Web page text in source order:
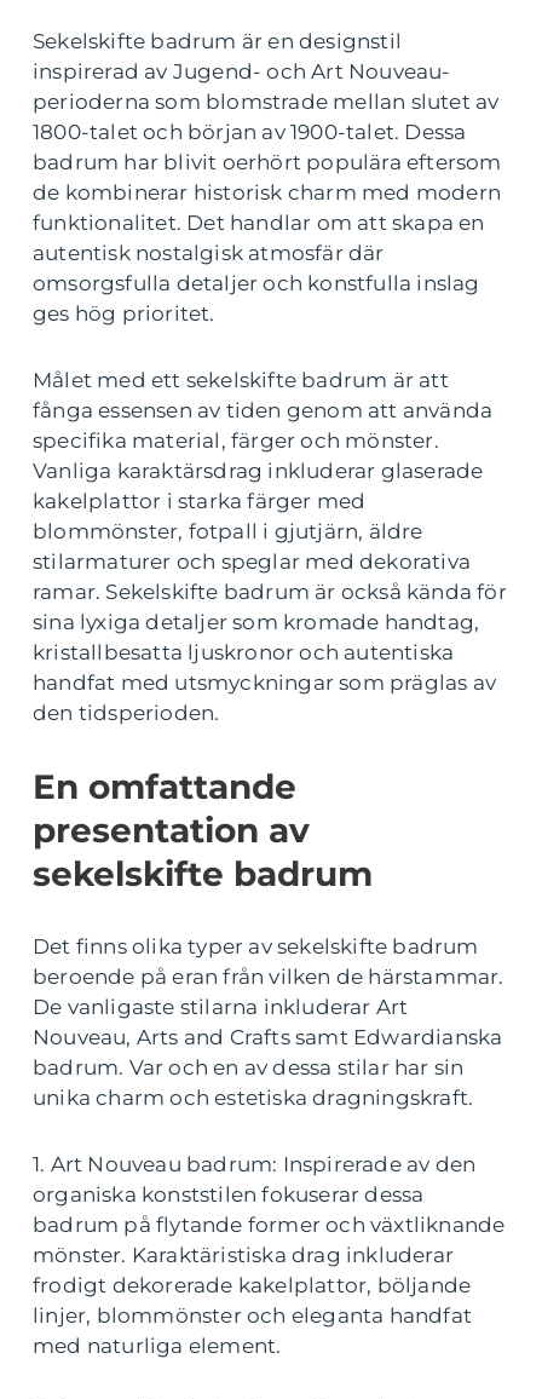
Sekelskifte badrum är en designstil
inspirerad av Jugend- och Art Nouveau-
perioderna som blomstrade mellan slutet av
1800-talet och början av 1900-talet. Dessa
badrum har blivit oerhört populära eftersom
de kombinerar historisk charm med modern
funktionalitet. Det handlar om att skapa en
autentisk nostalgisk atmosfär där
omsorgsfulla detaljer och konstfulla inslag
ges hög prioritet.
Målet med ett sekelskifte badrum är att
fånga essensen av tiden genom att använda
specifika material, färger och mönster.
Vanliga karaktärsdrag inkluderar glaserade
kakelplattor i starka färger med
blommönster, fotpall i gjutjärn, äldre
stilarmaturer och speglar med dekorativa
ramar. Sekelskifte badrum är också kända för
sina lyxiga detaljer som kromade handtag,
kristallbesatta ljuskronor och autentiska
handfat med utsmyckningar som präglas av
den tidsperioden.
En omfattande
presentation av
sekelskifte badrum
Det finns olika typer av sekelskifte badrum
beroende på eran från vilken de härstammar.
De vanligaste stilarna inkluderar Art
Nouveau, Arts and Crafts samt Edwardianska
badrum. Var och en av dessa stilar har sin
unika charm och estetiska dragningskraft.
1. Art Nouveau badrum: Inspirerade av den
organiska konststilen fokuserar dessa
badrum på flytande former och växtliknande
mönster. Karaktäristiska drag inkluderar
frodigt dekorerade kakelplattor, böljande
linjer, blommönster och eleganta handfat
med naturliga element.